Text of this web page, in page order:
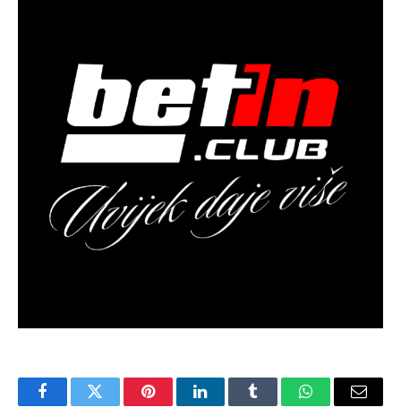
FacebookTwitter PinterestLinkedInTumblr WhatsAppEmail